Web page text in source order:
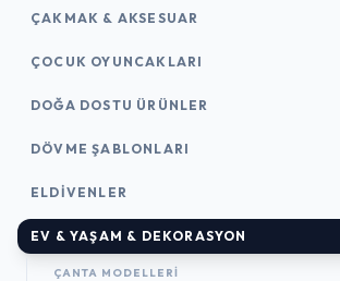
ÇAKMAK & AKSESUAR
ÇOCUK OYUNCAKLARI
DOĞA DOSTU ÜRÜNLER
DÖVME ŞABLONLARI
ELDIVENLER
EV & YAŞAM & DEKORASYON
ÇANTA MODELLERI